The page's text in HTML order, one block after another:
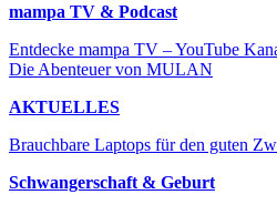
mampa TV & Podcast
Entdecke mampa TV – YouTube
Die Abenteuer von MULAN
AKTUELLES
Brauchbare Laptops für den guten
Schwangerschaft & Geburt